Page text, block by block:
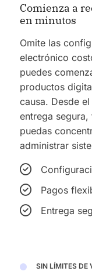
Comienza a
en minutos
Omite las
electrónico
puedes
productos
causa. Desde
entrega
puedas
administrar
Pagos
Entrega
SIN LÍMITES DE